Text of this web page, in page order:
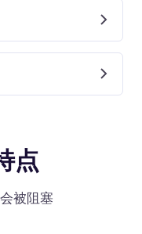
点
被阻塞